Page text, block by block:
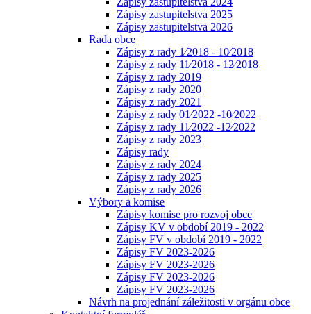
Zápisy zastupitelstva 2025
Zápisy zastupitelstva 2026
Rada obce
Zápisy z rady 1⁄2018 - 10⁄2018
Zápisy z rady 11⁄2018 - 12⁄2018
Zápisy z rady 2019
Zápisy z rady 2020
Zápisy z rady 2021
Zápisy z rady 01⁄2022 -10⁄2022
Zápisy z rady 11⁄2022 -12⁄2022
Zápisy z rady 2023
Zápisy rady
Zápisy z rady 2024
Zápisy z rady 2025
Zápisy z rady 2026
Výbory a komise
Zápisy komise pro rozvoj obce
Zápisy KV v období 2019 - 2022
Zápisy FV v období 2019 - 2022
Zápisy FV 2023-2026
Zápisy FV 2023-2026
Zápisy FV 2023-2026
Zápisy FV 2023-2026
Návrh na projednání záležitosti v orgánu obce